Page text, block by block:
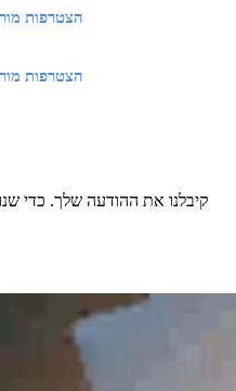
הצטרפות
הצטרפות
קיבלנו את ההודעה שלך. כדי